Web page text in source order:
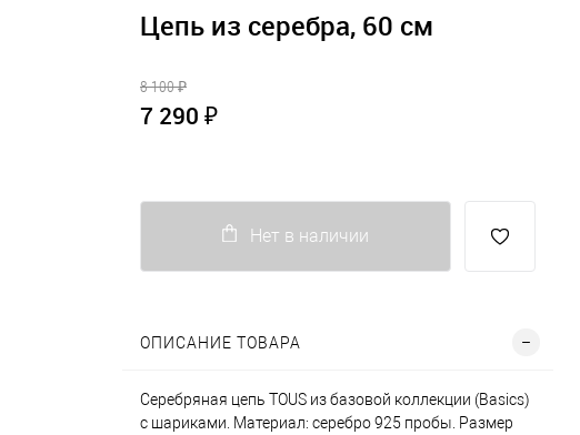
Цепь из серебра, 60 см
8 100 ₽
7 290 ₽
Нет в наличии
ОПИСАНИЕ ТОВАРА
Серебряная цепь TOUS из базовой коллекции (Basics)
с шариками. Материал: серебро 925 пробы. Размер